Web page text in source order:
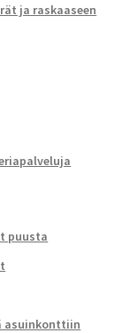
ja raskaaseen
puusta
asuinkonttiin